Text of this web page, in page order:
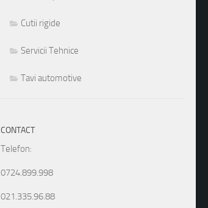
Cutii rigide
Servicii Tehnice
Tavi automotive
CONTACT
Telefon:
0724.899.998
021.335.96.88